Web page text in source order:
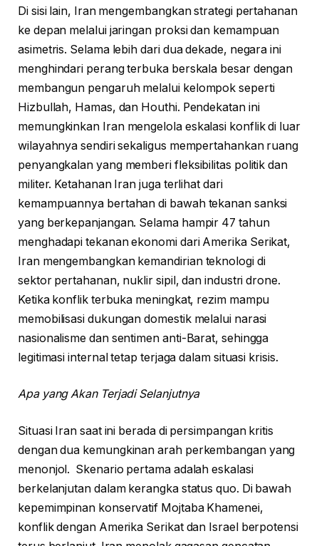
Di sisi lain, Iran mengembangkan strategi pertahanan
ke depan melalui jaringan proksi dan kemampuan
asimetris. Selama lebih dari dua dekade, negara ini
menghindari perang terbuka berskala besar dengan
membangun pengaruh melalui kelompok seperti
Hizbullah, Hamas, dan Houthi. Pendekatan ini
memungkinkan Iran mengelola eskalasi konflik di luar
wilayahnya sendiri sekaligus mempertahankan ruang
penyangkalan yang memberi fleksibilitas politik dan
militer. Ketahanan Iran juga terlihat dari
kemampuannya bertahan di bawah tekanan sanksi
yang berkepanjangan. Selama hampir 47 tahun
menghadapi tekanan ekonomi dari Amerika Serikat,
Iran mengembangkan kemandirian teknologi di
sektor pertahanan, nuklir sipil, dan industri drone.
Ketika konflik terbuka meningkat, rezim mampu
memobilisasi dukungan domestik melalui narasi
nasionalisme dan sentimen anti-Barat, sehingga
legitimasi internal tetap terjaga dalam situasi krisis.
Apa yang Akan Terjadi Selanjutnya
Situasi Iran saat ini berada di persimpangan kritis
dengan dua kemungkinan arah perkembangan yang
menonjol. Skenario pertama adalah eskalasi
berkelanjutan dalam kerangka status quo. Di bawah
kepemimpinan konservatif Mojtaba Khamenei,
konflik dengan Amerika Serikat dan Israel berpotensi